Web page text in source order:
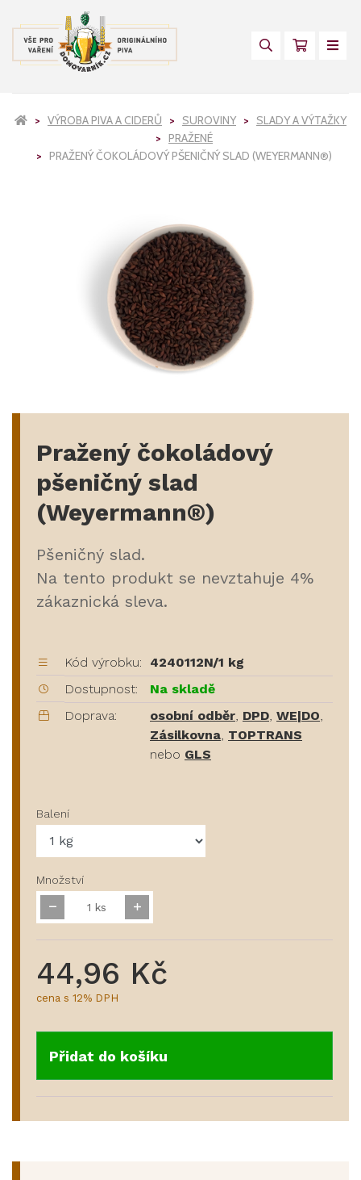
VÝROBA PIVA A CIDERŮ SUROVINY
SLADY A VÝTAŽKY
PRAŽENÉ
PRAŽENÝ ČOKOLÁDOVÝ PŠENIČNÝ SLAD (WEYERMANN®)
Pražený čokoládový
pšeničný slad
(Weyermann®)
Pšeničný slad.
Na tento produkt se nevztahuje 4%
zákaznická sleva.
Kód výrobku:
4240112N/1 kg
Dostupnost:
Na skladě
Doprava:
osobní odběr DPD WE|DO
Zásilkovna TOPTRANS
nebo GLS
Balení
Množství
ks
44,96 Kč
cena s 12% DPH
Přidat do košíku